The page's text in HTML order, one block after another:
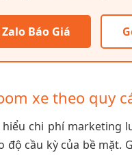
Báo Giá
xe theo quy
chi phí marketing
cầu kỳ của bề mặt.